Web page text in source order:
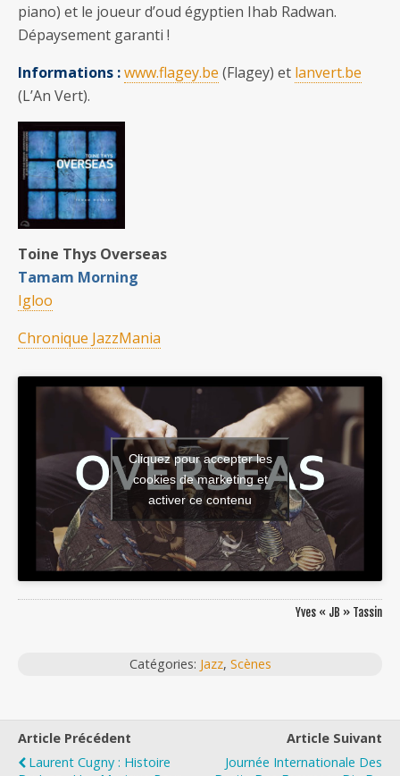
piano) et le joueur d’oud égyptien Ihab Radwan.
Dépaysement garanti !
Informations :www.flagey.be (Flagey) et lanvert.be
(L’An Vert).
Toine Thys Overseas
Tamam Morning
Igloo
Chronique JazzMania
Cliquez pour accepter les
cookies de marketing et
activer ce contenu
Yves « JB » Tassin
Catégories: Jazz, Scènes
Article Précédent
Laurent Cugny : Histoire
Article Suivant
Journée Internationale Des